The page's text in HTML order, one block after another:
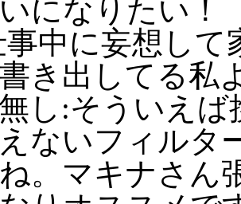
になりたい！
事中に妄想して
き出してる私
し:そういえば
ないフィルタ
。マキナさん